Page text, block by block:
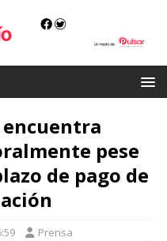
encuentra
pese
de pago de
Prensa